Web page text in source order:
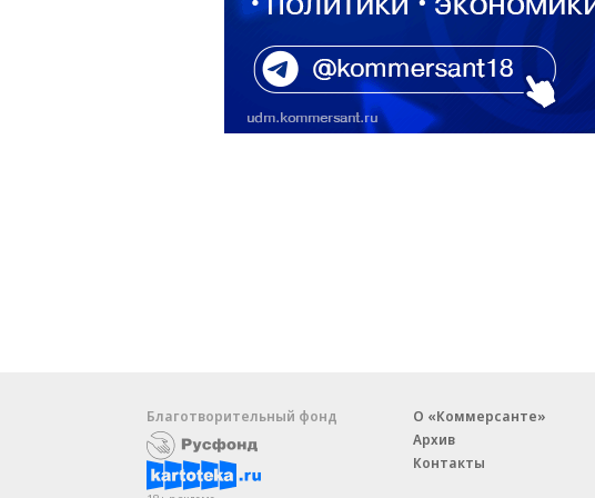
Благотворительный фонд
О «Коммерсанте»
Архив
Контакты